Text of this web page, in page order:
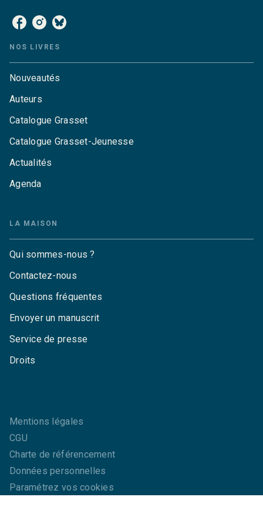
NOS LIVRES
Nouveautés
Auteurs
Catalogue Grasset
Catalogue Grasset-Jeunesse
Actualités
Agenda
LA MAISON
Qui sommes-nous ?
Contactez-nous
Questions fréquentes
Envoyer un manuscrit
Service de presse
Droits
Mentions légales
CGU
Charte de référencement
Données personnelles
Paramétrez vos cookies